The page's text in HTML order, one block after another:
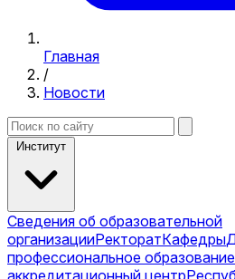
Главная
/
Новости
Институт
Сведения об образовательной
организацииРекторатКафедры
профессиональное образование
аккредитационный центр